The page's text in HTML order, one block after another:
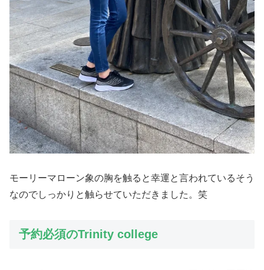
モーリーマローン象の胸を触ると幸運と言われているそう
なのでしっかりと触らせていただきました。笑
予約必須のTrinity college